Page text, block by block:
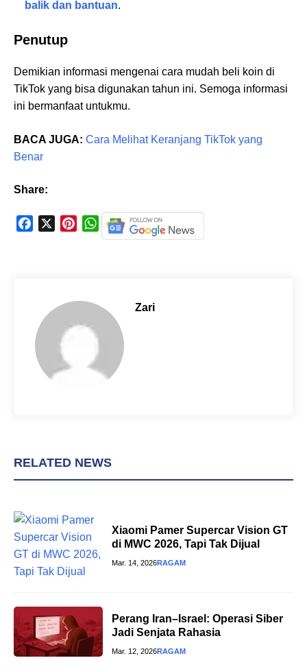
balik dan bantuan.
Penutup
Demikian informasi mengenai cara mudah beli koin di
TikTok yang bisa digunakan tahun ini. Semoga informasi
ini bermanfaat untukmu.
BACA JUGA: Cara Melihat Keranjang TikTok yang
Benar
Share:
k
W
h
A
Zari
RELATED NEWS
Xiaomi Pamer Supercar Vision GT
di MWC 2026, Tapi Tak Dijual
Mar. 14, 2026RAGAM
Perang Iran–Israel: Operasi Siber
Jadi Senjata Rahasia
Mar. 12, 2026RAGAM